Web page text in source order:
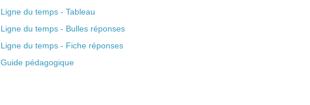
Ligne du temps - Tableau
Ligne du temps - Bulles réponses
Ligne du temps - Fiche réponses
Guide pédagogique